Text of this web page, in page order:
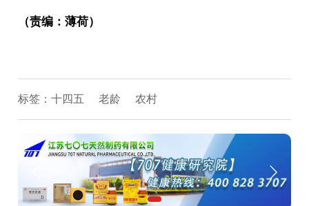
（责编：薄荷）
标签：十四五 老龄 农村